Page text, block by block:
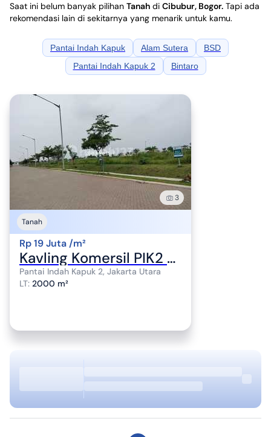
Saat ini belum banyak pilihan Tanah di Cibubur, Bogor. Tapi ada
rekomendasi lain di sekitarnya yang menarik untuk kamu.
Pantai Indah Kapuk Alam Sutera
BSD
Pantai Indah Kapuk 2
Bintaro
3
Tanah
Rp 19 Juta /m²
Kavling Komersil PIK2 Luas 450m sd 2000m Termurah Strategis Ready
Pantai Indah Kapuk 2, Jakarta Utara
LT: 2000 m²